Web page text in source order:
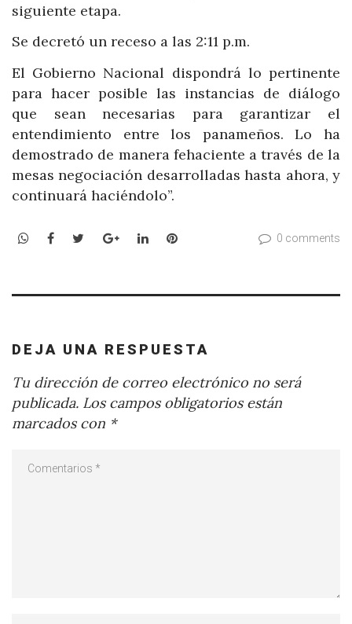
siguiente etapa.
Se decretó un receso a las 2:11 p.m.
El Gobierno Nacional dispondrá lo pertinente
para hacer posible las instancias de diálogo
que sean necesarias para garantizar el
entendimiento entre los panameños. Lo ha
demostrado de manera fehaciente a través de la
mesas negociación desarrolladas hasta ahora, y
continuará haciéndolo”.
WhatsApp
Facebook
TwitterGoogle+LinkedInPinterest 0 comments
DEJA UNA RESPUESTA
Tu dirección de correo electrónico no será
publicada. Los campos obligatorios están
marcados con *